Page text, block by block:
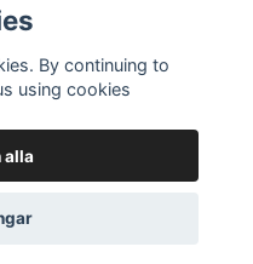
innan vi annonserar
faktiskt säljs.
By continuing to
using cookies
alla